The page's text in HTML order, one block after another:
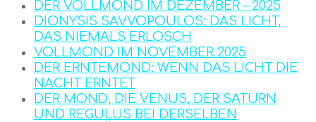
DER VOLLMOND IM DEZEMBER – 2025
DIONYSIS SAVVOPOULOS: DAS LICHT,
DAS NIEMALS ERLOSCH
VOLLMOND IM NOVEMBER 2025
DER ERNTEMOND: WENN DAS LICHT DIE
NACHT ERNTET
DER MOND, DIE VENUS, DER SATURN
UND REGULUS BEI DERSELBEN